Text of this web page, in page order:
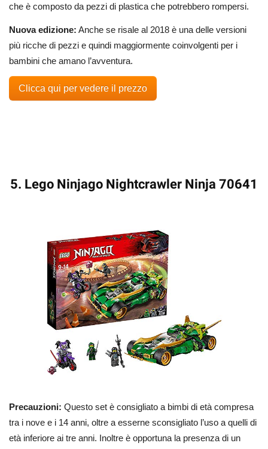
che è composto da pezzi di plastica che potrebbero rompersi.
Nuova edizione: Anche se risale al 2018 è una delle versioni
più ricche di pezzi e quindi maggiormente coinvolgenti per i
bambini che amano l’avventura.
Clicca qui per vedere il prezzo
5. Lego Ninjago Nightcrawler Ninja 70641
Precauzioni: Questo set è consigliato a bimbi di età compresa
tra i nove e i 14 anni, oltre a esserne sconsigliato l’uso a quelli di
età inferiore ai tre anni. Inoltre è opportuna la presenza di un